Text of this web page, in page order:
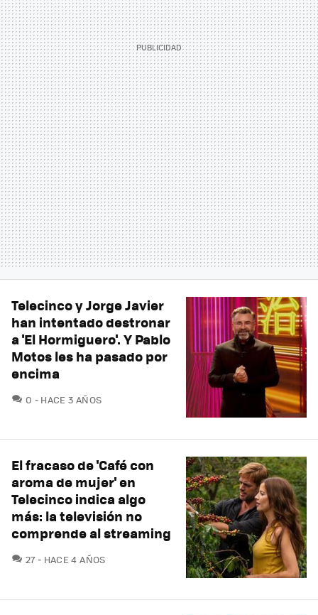
Telecinco y Jorge Javier
han intentado destronar
a 'El Hormiguero'. Y Pablo
Motos les ha pasado por
encima
0 COMENTARIOS
HACE 3 AÑOS
El fracaso de 'Café con
aroma de mujer' en
Telecinco indica algo
más: la televisión no
comprende al streaming
27COMENTARIOS
HACE 4 AÑOS